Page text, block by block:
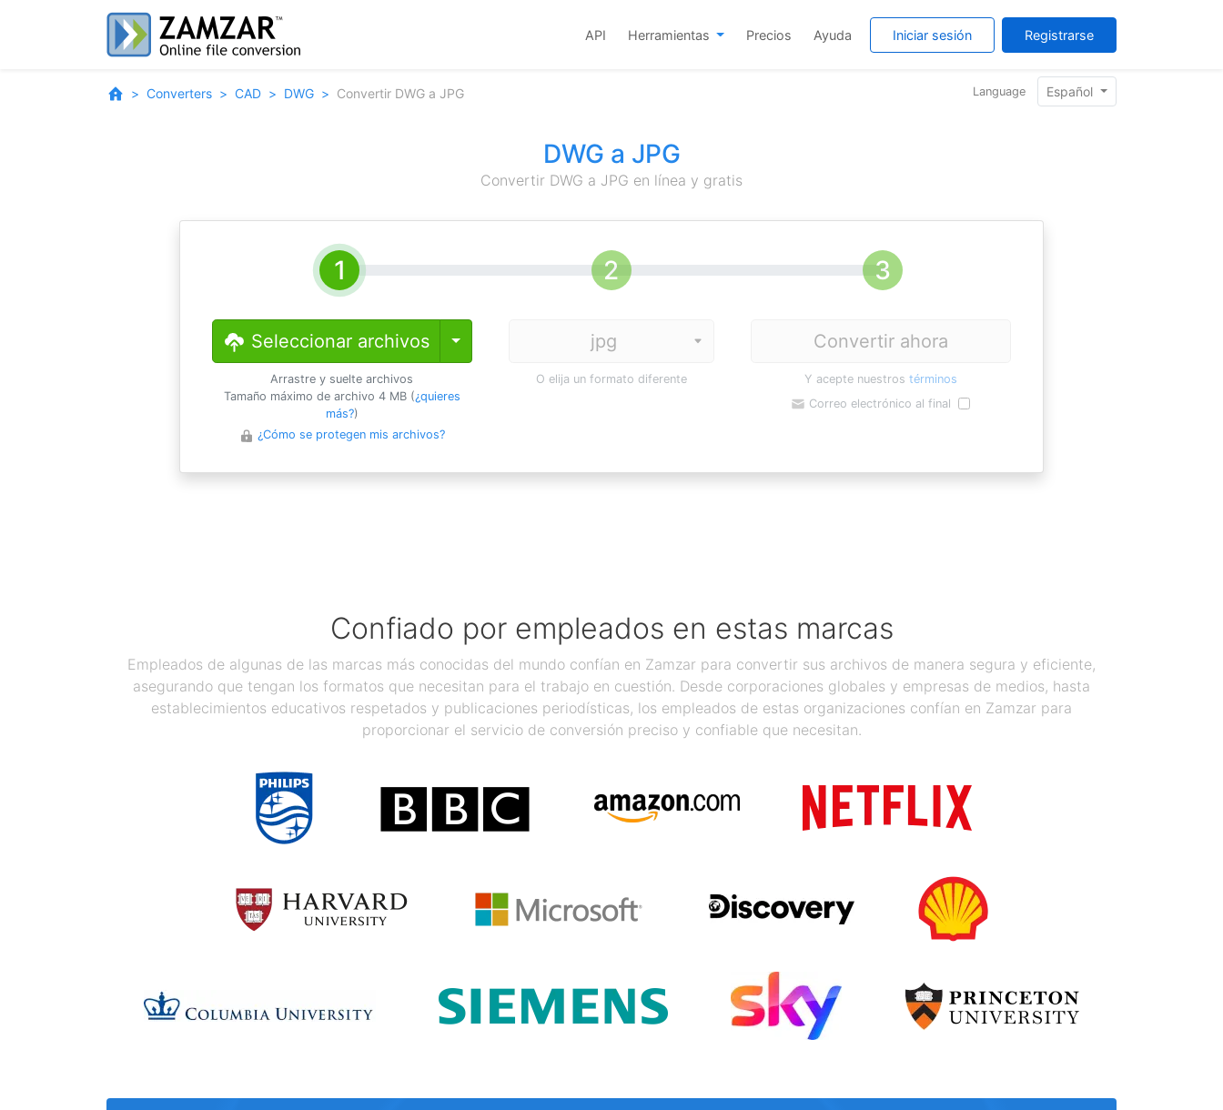
API Herramientas Precios Ayuda Iniciar sesión Registrarse
Converters CAD DWG Convertir DWG a JPG Language Español
DWG a JPG
Convertir DWG a JPG en línea y gratis
Seleccionar archivos Toggle Dropdown
Arrastre y suelte archivos
Tamaño máximo de archivo 4 MB (¿quieres
más?)
¿Cómo se protegen mis archivos?
O elija un formato diferente
Convertir ahora
Y acepte nuestros términos
Correo electrónico al final
Confiado por empleados en estas marcas
Empleados de algunas de las marcas más conocidas del mundo confían en Zamzar para convertir sus archivos de manera segura y eficiente,
asegurando que tengan los formatos que necesitan para el trabajo en cuestión. Desde corporaciones globales y empresas de medios, hasta
establecimientos educativos respetados y publicaciones periodísticas, los empleados de estas organizaciones confían en Zamzar para
proporcionar el servicio de conversión preciso y confiable que necesitan.